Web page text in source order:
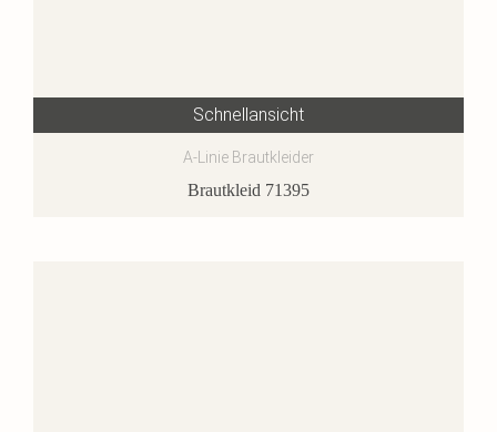
Schnellansicht
A-Linie Brautkleider
Brautkleid 71395